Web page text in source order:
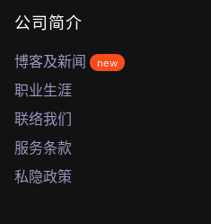
公司简介
博客及新闻 new
职业生涯
联络我们
服务条款
私隐政策